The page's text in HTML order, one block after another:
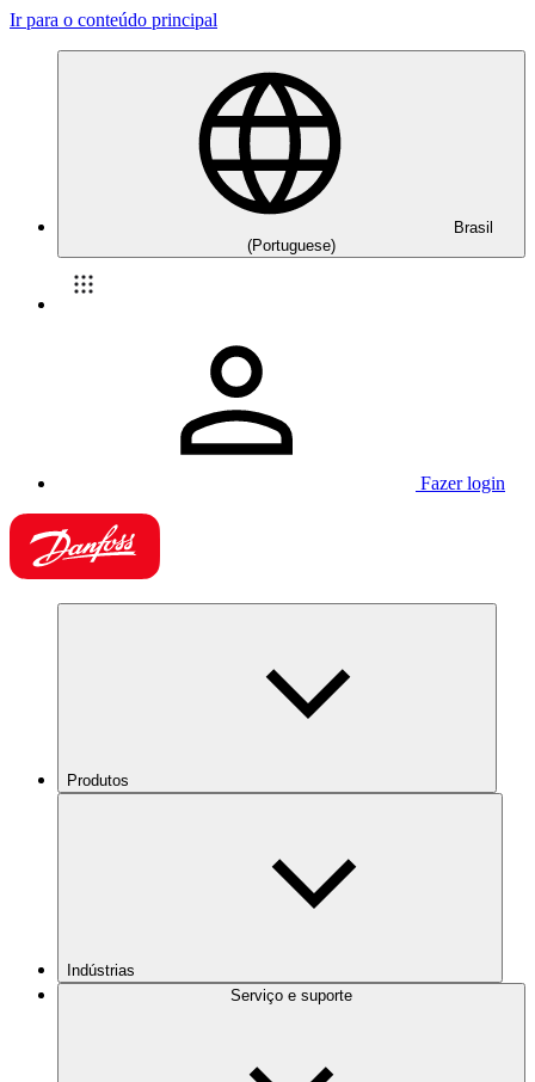
Ir para o conteúdo principal
Brasil
(Portuguese)
Fazer login
Produtos
Indústrias
Serviço e suporte